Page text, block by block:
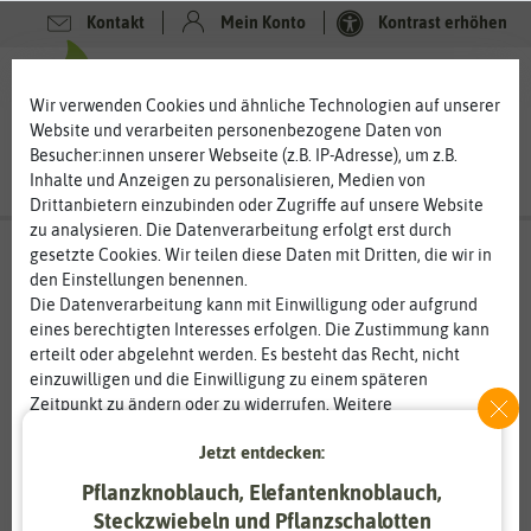
Kontakt Mein Konto Kontrast erhöhen
Wir verwenden Cookies und ähnliche Technologien auf unserer
Website und verarbeiten personenbezogene Daten von
Besucher:innen unserer Webseite (z.B. IP-Adresse), um z.B.
Inhalte und Anzeigen zu personalisieren, Medien von
Drittanbietern einzubinden oder Zugriffe auf unsere Website
zu analysieren. Die Datenverarbeitung erfolgt erst durch
gesetzte Cookies. Wir teilen diese Daten mit Dritten, die wir in
den Einstellungen benennen.
Die Datenverarbeitung kann mit Einwilligung oder aufgrund
eines berechtigten Interesses erfolgen. Die Zustimmung kann
erteilt oder abgelehnt werden. Es besteht das Recht, nicht
einzuwilligen und die Einwilligung zu einem späteren
Zeitpunkt zu ändern oder zu widerrufen. Weitere
Informationen zur Verwendung personenbezogener Daten und
den Diensten erklären wir in unsererDaten­schutz­erklärung
Essenziell Statistik
Jetzt entdecken:
Pflanzknoblauch, Elefantenknoblauch,
Steckzwiebeln und Pflanzschalotten